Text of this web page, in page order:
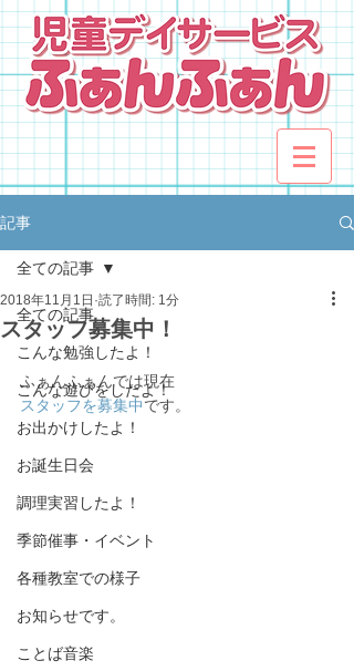
記事
全ての記事
こんな勉強したよ！
こんな遊びをしたよ！
お出かけしたよ！
お誕生日会
調理実習したよ！
季節催事・イベント
各種教室での様子
お知らせです。
ことば音楽
全ての記事
スタッフ募集中！
2018年11月1日 読了時間: 1分
ふぁんふぁんでは現在
スタッフを募集中です。